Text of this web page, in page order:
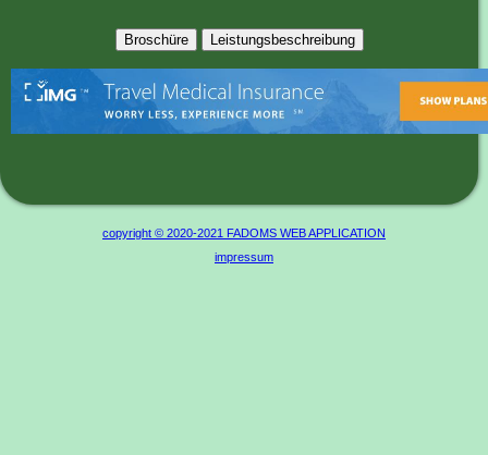
Broschüre Leistungsbeschreibung
copyright © 2020-2021 FADOMS WEB APPLICATION
impressum